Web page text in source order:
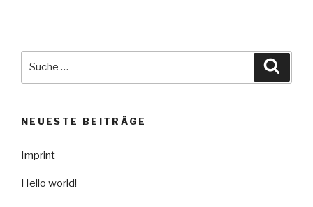
NEUESTE BEITRÄGE
Imprint
Hello world!